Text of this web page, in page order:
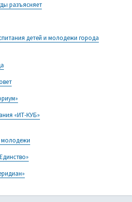
разъясняет
детей и молодежи города
«ИТ-КУБ»
молодежи